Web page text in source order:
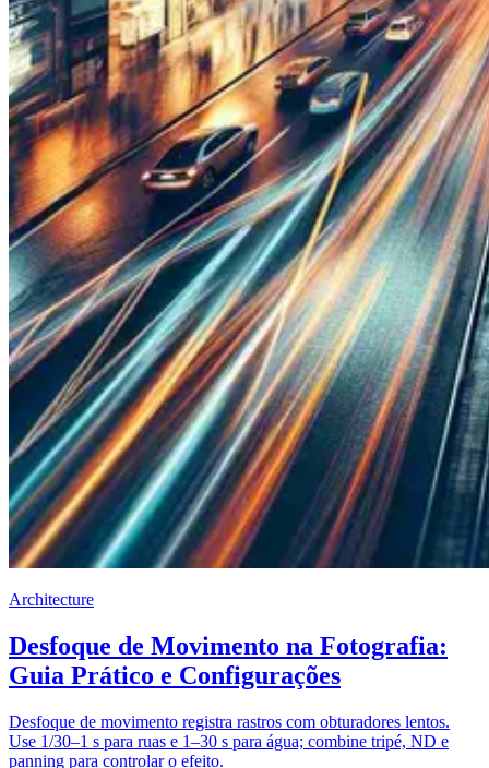
Architecture
Desfoque de Movimento na Fotografia:
Guia Prático e Configurações
Desfoque de movimento registra rastros com obturadores lentos.
Use 1/30–1 s para ruas e 1–30 s para água; combine tripé, ND e
panning para controlar o efeito.